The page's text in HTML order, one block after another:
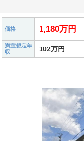
価格 1,180万円
満室想定年
収
102万円